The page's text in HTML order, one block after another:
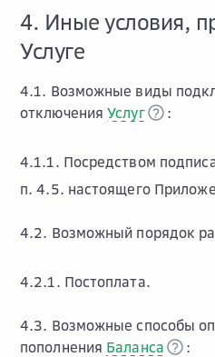
4. Иные условия,
Услуге
4.1. Возможные виды
отключенияУслуг :
4.1.1. Посредством
п. 4.5. настоящего
4.2. Возможный порядок
4.2.1. Постоплата.
4.3. Возможные способы
пополнения Баланса :